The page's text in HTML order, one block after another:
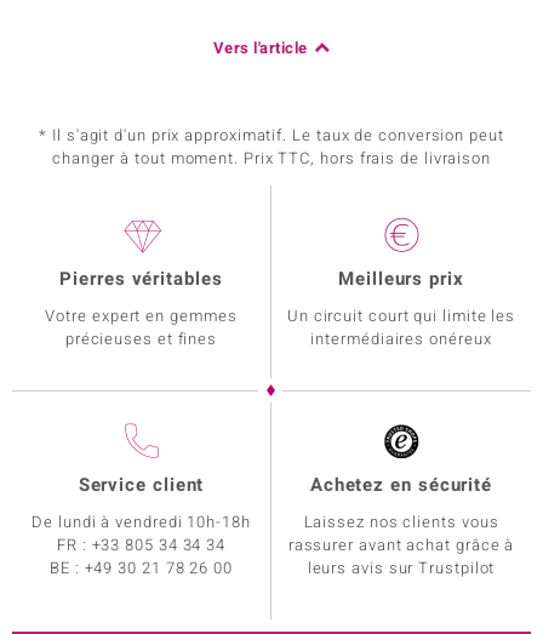
Vers l'article
* Il s'agit d'un prix approximatif. Le taux de conversion peut
changer à tout moment. Prix TTC, hors frais de livraison
Pierres véritables
Votre expert en gemmes
précieuses et fines
Meilleurs prix
Un circuit court qui limite les
intermédiaires onéreux
Service client
De lundi à vendredi 10h-18h
FR : +33 805 34 34 34
BE : +49 30 21 78 26 00
Achetez en sécurité
Laissez nos clients vous
rassurer avant achat grâce à
leurs avis sur Trustpilot